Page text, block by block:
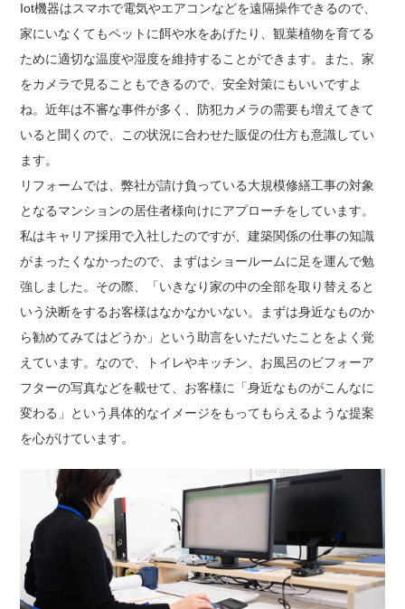
Iot機器はスマホで電気やエアコンなどを遠隔操作できるので、
家にいなくてもペットに餌や水をあげたり、観葉植物を育てる
ために適切な温度や湿度を維持することができます。また、家
をカメラで見ることもできるので、安全対策にもいいですよ
ね。近年は不審な事件が多く、防犯カメラの需要も増えてきて
いると聞くので、この状況に合わせた販促の仕方も意識してい
ます。
リフォームでは、弊社が請け負っている大規模修繕工事の対象
となるマンションの居住者様向けにアプローチをしています。
私はキャリア採用で入社したのですが、建築関係の仕事の知識
がまったくなかったので、まずはショールームに足を運んで勉
強しました。その際、「いきなり家の中の全部を取り替えると
いう決断をするお客様はなかなかいない。まずは身近なものか
ら勧めてみてはどうか」という助言をいただいたことをよく覚
えています。なので、トイレやキッチン、お風呂のビフォーア
フターの写真などを載せて、お客様に「身近なものがこんなに
変わる」という具体的なイメージをもってもらえるような提案
を心がけています。